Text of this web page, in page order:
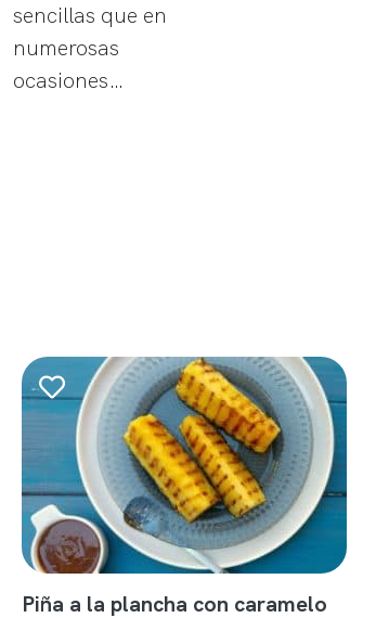
sencillas que en
numerosas
ocasiones…
Piña a la plancha con caramelo